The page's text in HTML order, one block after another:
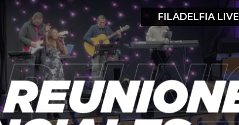
FILADELFIA LIVE